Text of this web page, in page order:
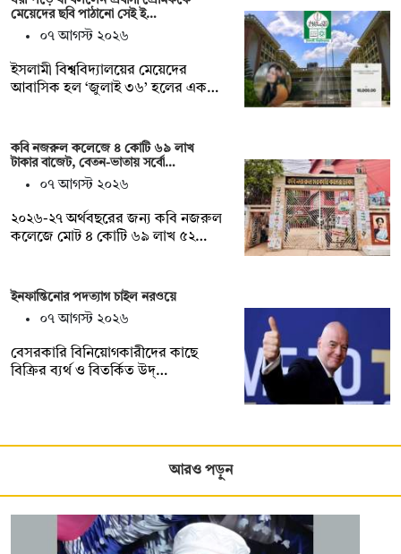
মেয়েদের ছবি পাঠানো সেই ই…
০৭ আগস্ট ২০২৬
ইসলামী বিশ্ববিদ্যালয়ের মেয়েদের
আবাসিক হল ‘জুলাই ৩৬’ হলের এক…
কবি নজরুল কলেজে ৪ কোটি ৬৯ লাখ
টাকার বাজেট, বেতন-ভাতায় সর্বো…
০৭ আগস্ট ২০২৬
২০২৬-২৭ অর্থবছরের জন্য কবি নজরুল
কলেজে মোট ৪ কোটি ৬৯ লাখ ৫২…
ইনফান্তিনোর পদত্যাগ চাইল নরওয়ে
০৭ আগস্ট ২০২৬
বেসরকারি বিনিয়োগকারীদের কাছে
বিক্রির ব্যর্থ ও বিতর্কিত উদ্…
আরও পড়ুন